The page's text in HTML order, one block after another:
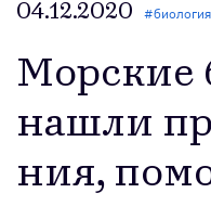
04.12.2020 #биология
Мор­ские
наш­ли
ния,